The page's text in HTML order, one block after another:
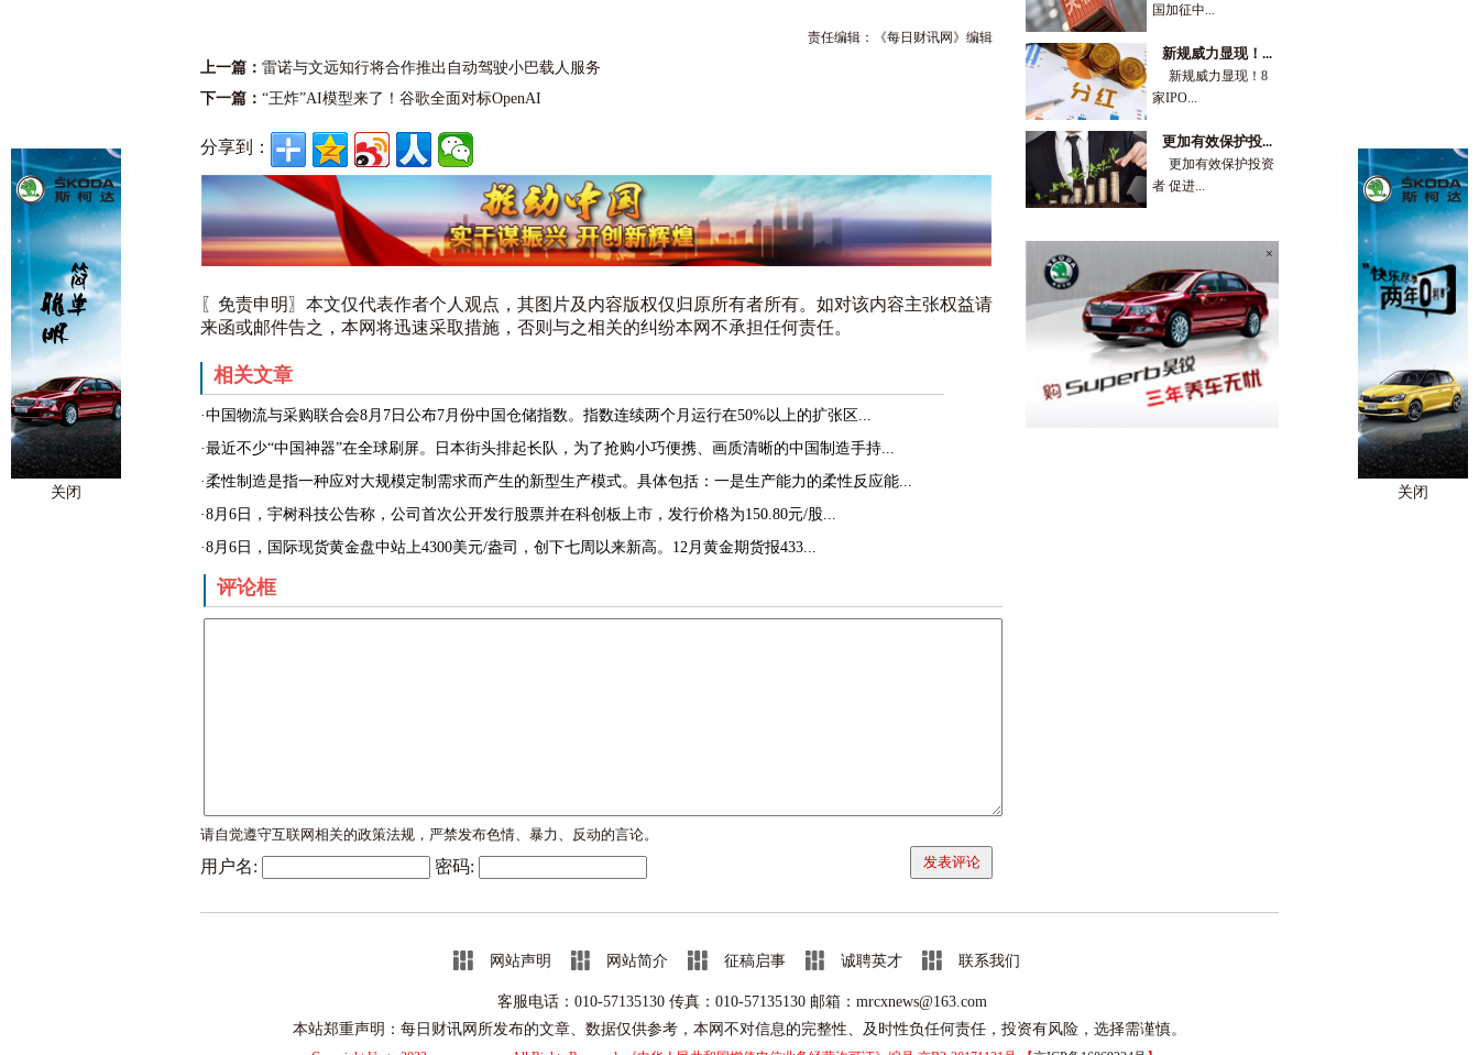
国加征中...
新规威力显现！...
新规威力显现！8
家IPO...
更加有效保护投...
更加有效保护投资
者 促进...
×
责任编辑：《每日财讯网》编辑
上一篇： 雷诺与文远知行将合作推出自动驾驶小巴载人服务
下一篇： “王炸”AI模型来了！谷歌全面对标OpenAI
分享到：
〖免责申明〗本文仅代表作者个人观点，其图片及内容版权仅归原所有者所有。如对该内容主张权益请
来函或邮件告之，本网将迅速采取措施，否则与之相关的纠纷本网不承担任何责任。
相关文章
·中国物流与采购联合会8月7日公布7月份中国仓储指数。指数连续两个月运行在50%以上的扩张区...
·最近不少“中国神器”在全球刷屏。日本街头排起长队，为了抢购小巧便携、画质清晰的中国制造手持...
·柔性制造是指一种应对大规模定制需求而产生的新型生产模式。具体包括：一是生产能力的柔性反应能...
·8月6日，宇树科技公告称，公司首次公开发行股票并在科创板上市，发行价格为150.80元/股...
·8月6日，国际现货黄金盘中站上4300美元/盎司，创下七周以来新高。12月黄金期货报433...
评论框
请自觉遵守互联网相关的政策法规，严禁发布色情、暴力、反动的言论。
用户名: 密码: 发表评论
网站声明 网站简介 征稿启事 诚聘英才 联系我们
客服电话：010-57135130 传真： 010-57135130 邮箱：mrcxnews@163.com
本站郑重声明：每日财讯网所发布的文章、数据仅供参考，本网不对信息的完整性、及时性负任何责任，投资有风险，选择需谨慎。
关闭 关闭